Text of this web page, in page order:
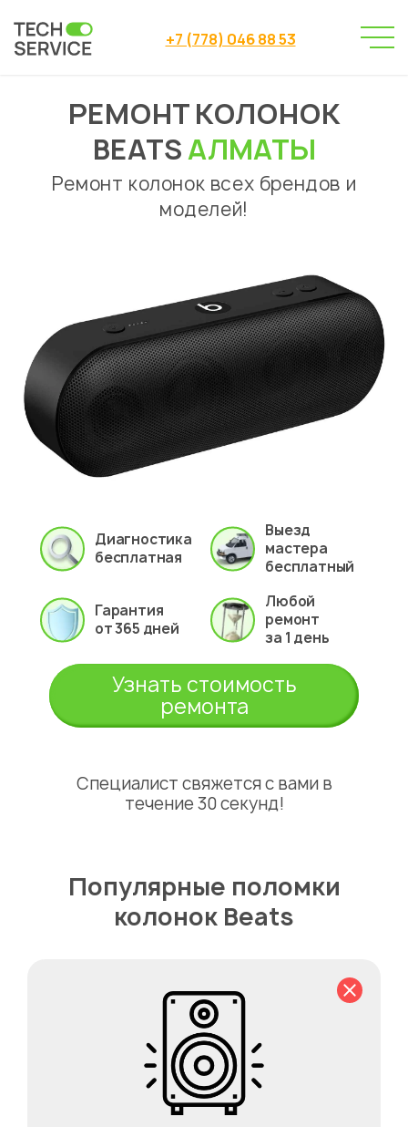
+7 (778) 046 88 53
Сервисный центр → Ремонт колонок
Ремонт колонок Beats Алматы
РЕМОНТ КОЛОНОК
BEATSАЛМАТЫ
Ремонт колонок всех брендов и
моделей!
Диагностика
бесплатная
Выезд
мастера
бесплатный
Гарантия
от 365 дней
Любой
ремонт
за 1 день
Узнать стоимость
ремонта
Специалист свяжется с вами в
течение 30 секунд!
Популярные поломки
колонок Beats